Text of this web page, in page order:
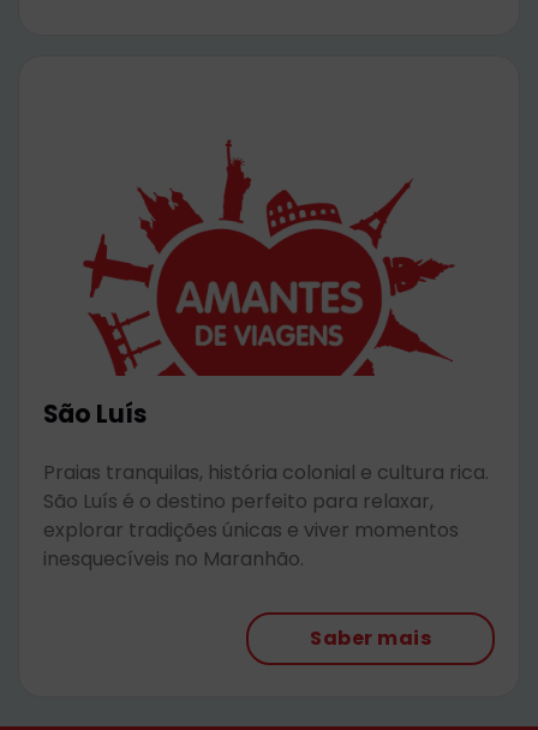
São Luís
Praias tranquilas, história colonial e cultura rica.
São Luís é o destino perfeito para relaxar,
explorar tradições únicas e viver momentos
inesquecíveis no Maranhão.
Saber mais